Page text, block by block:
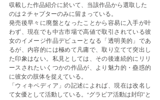
収載した作品紹介に於いて、当該作品から選取した
のは２チャプターのみに留まっている。
発売後早々に廃盤となったことから容易に入手が叶
わず、現在でも中古市場で高値で取引されている彼
女のイメージ作品デビューとなる「透明美的」であ
るが、内容的には極めて凡庸で、取り立てて突出し
た印象はない。私見としては、その後連続的にリリ
ースされたいくつかの作品が、より魅力的・蠱惑的
に彼女の肢体を捉えている。
「ウィキペディア」の記述によれば、現在は改名し
て女優として活動している。“グラビア活動は封印”と